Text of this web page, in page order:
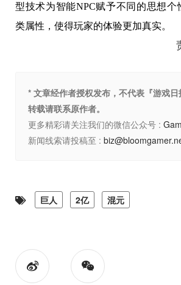
型技术为智能NPC赋予不同的思想个
类属性，使得玩家的体验更加真实。
* 文章经作者授权发布，不代表『游戏
转载请联系原作者。
更多精彩请关注我们的微信公众号 :
新闻线索请投稿至 :
巨人 2亿 混元